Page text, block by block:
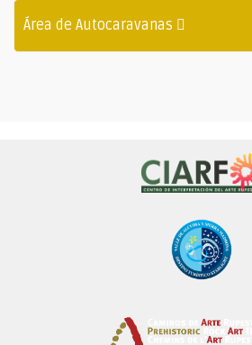
Área de Autocaravanas